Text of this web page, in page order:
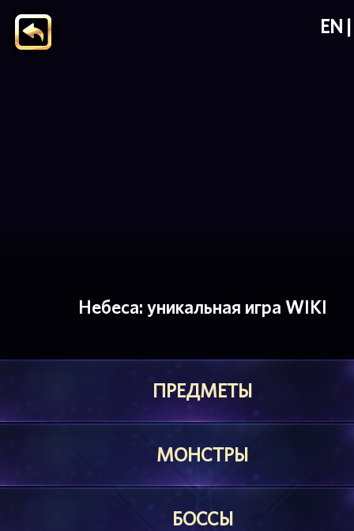
EN
Небеса: уникальная игра WIKI
ПРЕДМЕТЫ
МОНСТРЫ
БОССЫ